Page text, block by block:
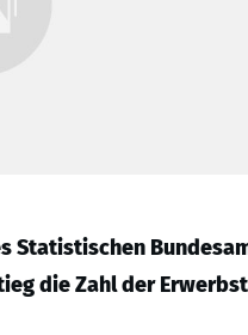
Statistischen
die Zahl der